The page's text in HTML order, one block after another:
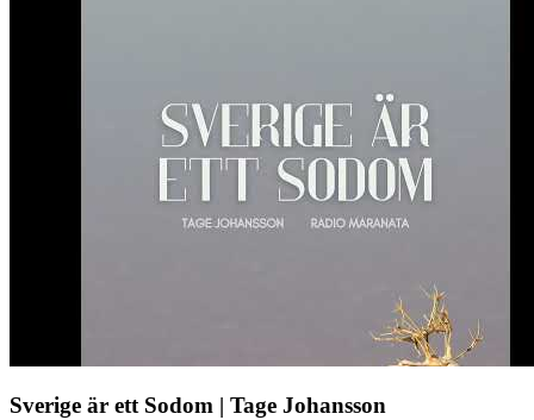
Sverige är ett Sodom | Tage Johansson